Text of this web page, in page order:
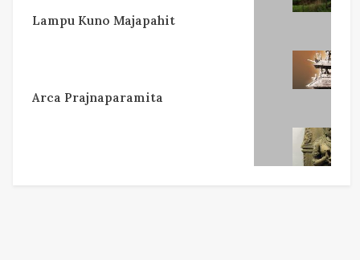
Lampu Kuno Majapahit
Arca Prajnaparamita